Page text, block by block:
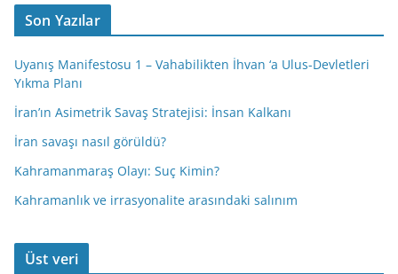
Son Yazılar
Uyanış Manifestosu 1 – Vahabilikten İhvan ‘a Ulus-Devletleri
Yıkma Planı
İran’ın Asimetrik Savaş Stratejisi: İnsan Kalkanı
İran savaşı nasıl görüldü?
Kahramanmaraş Olayı: Suç Kimin?
Kahramanlık ve irrasyonalite arasındaki salınım
Üst veri